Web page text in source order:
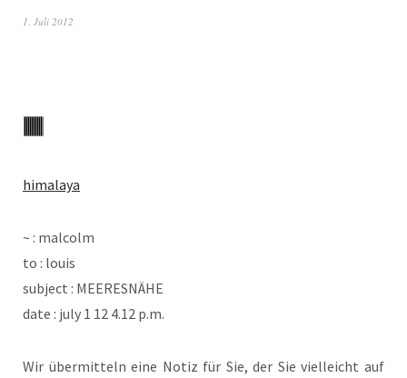
1. Juli 2012
hima­la­ya
~ : malcolm
to : louis
sub­ject : MEERESNÄHE
date : july 1 12 4.12 p.m.
Wir über­mit­teln eine Notiz für Sie, der Sie viel­leicht auf